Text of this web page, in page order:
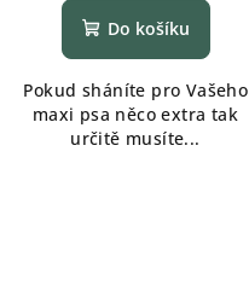
Do košíku
Pokud sháníte pro Vašeho
maxi psa něco extra tak
určitě musíte...